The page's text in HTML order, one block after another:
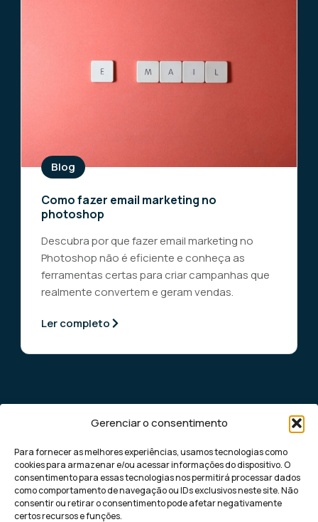
Gerenciar o consentimento
Para fornecer as melhores experiências, usamos tecnologias como
cookies para armazenar e/ou acessar informações do dispositivo. O
consentimento para essas tecnologias nos permitirá processar dados
como comportamento de navegação ou IDs exclusivos neste site. Não
consentir ou retirar o consentimento pode afetar negativamente
certos recursos e funções.
Blog
Como fazer email marketing no
photoshop
Descubra por que fazer email marketing no
Photoshop não é eficiente e conheça as
ferramentas certas para criar campanhas que
realmente convertem e geram vendas.
Ler completo
Democratizando o marketing digital de
performance para pequenas e médias